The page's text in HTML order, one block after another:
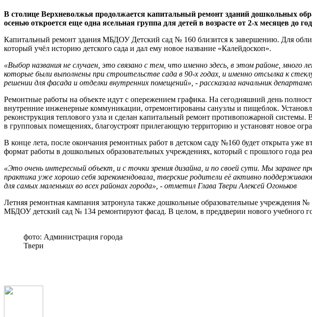
В столице Верхневолжья продолжается капитальный ремонт зданий дошкольных
осенью откроется еще одна ясельная группа для детей в возрасте от 2-х месяцев до
Капитальный ремонт здания МБДОУ Детский сад № 160 близится к завершению. Для
который учёл историю детского сада и дал ему новое название «Калейдоскоп».
«Выбор названия не случаен, это связано с тем, что именно здесь, в этом районе,
которые были выполнены при строительстве сада в 90-х годах, и именно отсылка к
решении для фасада и отделки внутренних помещений», - рассказала начальник
Ремонтные работы на объекте идут с опережением графика. На сегодняшний день
внутренние инженерные коммуникации, отремонтированы санузлы и пищеблок.
реконструкция теплового узла и сделан капитальный ремонт противопожарной
в групповых помещениях, благоустроят прилегающую территорию и установят новое
В конце лета, после окончания ремонтных работ в детском саду №160 будет открыта уже
формат работы в дошкольных образовательных учреждениях, который с прошлого года
«Это очень интересный объект, и с точки зрения дизайна, и по своей сути. Мы заранее
практика уже хорошо себя зарекомендовала, тверские родители её активно
для самых маленьких во всех районах города», - отметил Глава Твери Алексей Огоньков
Летняя ремонтная кампания затронула также дошкольные образовательные учреждения
МБДОУ детский сад № 134 ремонтируют фасад. В целом, в преддверии нового учебного
фото: Администрация города
Твери